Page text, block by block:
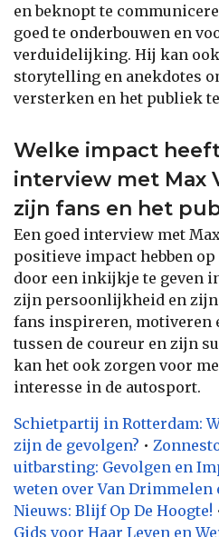
en beknopt te
goed te onderbouwen en
verduidelijking. Hij kan
storytelling en anekdotes
versterken en het publiek
Welke impact
interview met Max
zijn fans en het
Een goed interview met
positieve impact hebben
door een inkijkje te geven
zijn persoonlijkheid en
fans inspireren, motiveren
tussen de coureur en zijn
kan het ook zorgen voor
interesse in de autosport.
Schietpartij in Rotterdam:
zijn de gevolgen? •
uitbarsting: Gevolgen en
weten over Van Drimmelen
Nieuws: Blijf Op De Hoogte!
Gids voor Haar Leven en